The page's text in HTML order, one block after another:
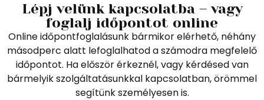
Lépj velünk kapcsolatba – vagy
foglalj időpontot online
Online időpontfoglalásunk bármikor elérhető, néhány
másodperc alatt lefoglalhatod a számodra megfelelő
időpontot. Ha először érkeznél, vagy kérdésed van
bármelyik szolgáltatásunkkal kapcsolatban, örömmel
segítünk személyesen is.